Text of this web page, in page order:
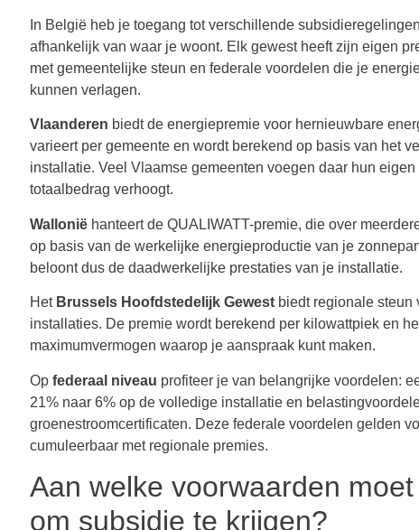
In België heb je toegang tot verschillende
afhankelijk van waar je woont. Elk gewest heeft zijn eigen
met gemeentelijke steun en federale voordelen die je
kunnen verlagen.
Vlaanderen biedt de energiepremie voor hernieuwbare
varieert per gemeente en wordt berekend op basis van het
installatie. Veel Vlaamse gemeenten voegen daar hun
totaalbedrag verhoogt.
Wallonië hanteert de QUALIWATT-premie, die over
op basis van de werkelijke energieproductie van je
beloont dus de daadwerkelijke prestaties van je installatie.
Het Brussels Hoofdstedelijk Gewest biedt regionale steun
installaties. De premie wordt berekend per kilowattpiek en
maximumvermogen waarop je aanspraak kunt maken.
Op federaal niveau profiteer je van belangrijke voordelen:
21% naar 6% op de volledige installatie en
groenestroomcertificaten. Deze federale voordelen gelden
cumuleerbaar met regionale premies.
Aan welke voorwaarden
om subsidie te krijgen?